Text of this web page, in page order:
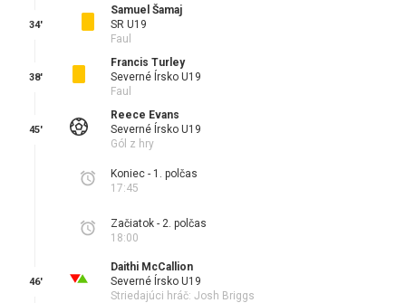
34'
Samuel Šamaj
SR U19
Faul
Francis Turley
Severné Írsko U19
Faul
38'
Reece Evans
Severné Írsko U19
Gól z hry
45'
Koniec - 1. polčas
17:45
Začiatok - 2. polčas
18:00
Daithi McCallion
Severné Írsko U19
Striedajúci hráč: Josh Briggs
46'